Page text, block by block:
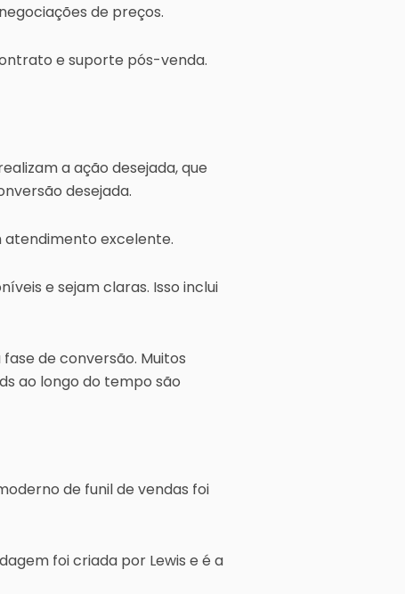
de preços.
e suporte pós-venda.
a ação desejada, que
desejada.
excelente.
e sejam claras. Isso inclui
de conversão. Muitos
ao longo do tempo são
de funil de vendas foi
foi criada por Lewis e é a